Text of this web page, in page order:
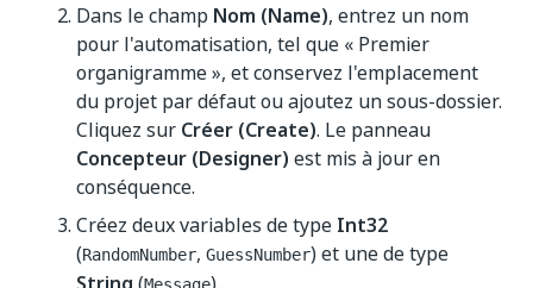
Dans le champ Nom (Name), entrez un nom
pour l'automatisation, tel que « Premier
organigramme », et conservez l'emplacement
du projet par défaut ou ajoutez un sous-dossier.
Cliquez sur Créer (Create). Le panneau
Concepteur (Designer) est mis à jour en
conséquence.
Créez deux variables de type Int32
(RandomNumber, GuessNumber) et une de type